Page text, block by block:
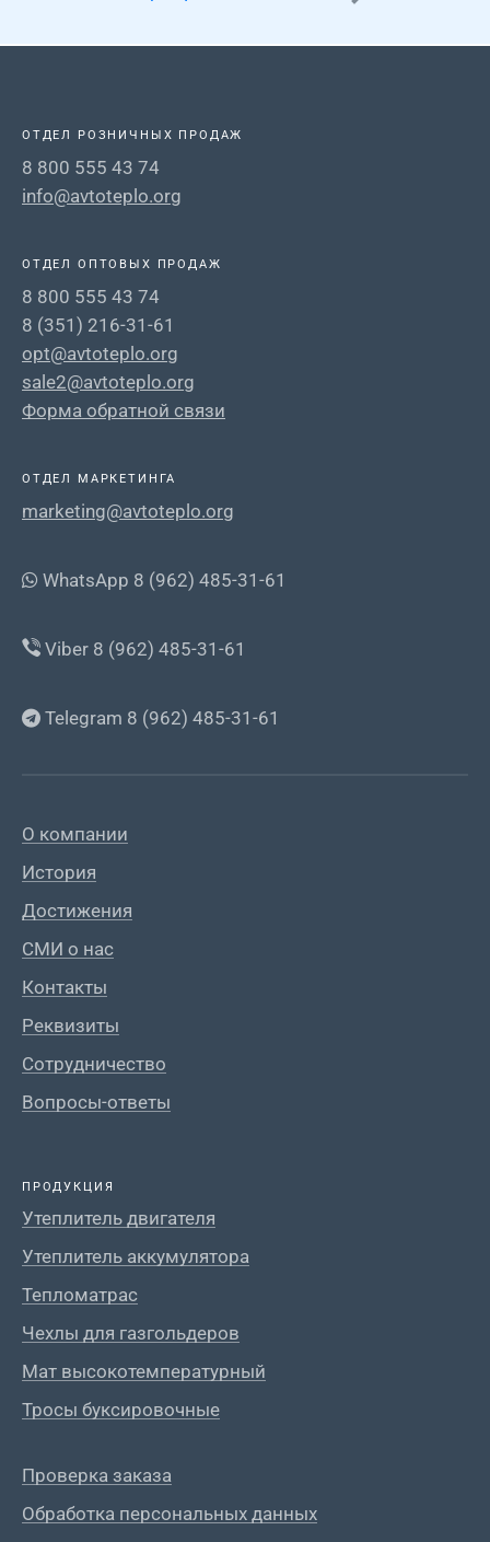
ОТДЕЛ РОЗНИЧНЫХ ПРОДАЖ
8 800 555 43 74
info@avtoteplo.org
ОТДЕЛ ОПТОВЫХ ПРОДАЖ
8 800 555 43 74
8 (351) 216-31-61
opt@avtoteplo.org
sale2@avtoteplo.org
Форма обратной связи
ОТДЕЛ МАРКЕТИНГА
marketing@avtoteplo.org
WhatsApp 8 (962) 485-31-61
Viber 8 (962) 485-31-61
Telegram 8 (962) 485-31-61
О компании
История
Достижения
СМИ о нас
Контакты
Реквизиты
Сотрудничество
Вопросы-ответы
ПРОДУКЦИЯ
Утеплитель двигателя
Утеплитель аккумулятора
Тепломатрас
Чехлы для газгольдеров
Мат высокотемпературный
Тросы буксировочные
Проверка заказа
Обработка персональных данных